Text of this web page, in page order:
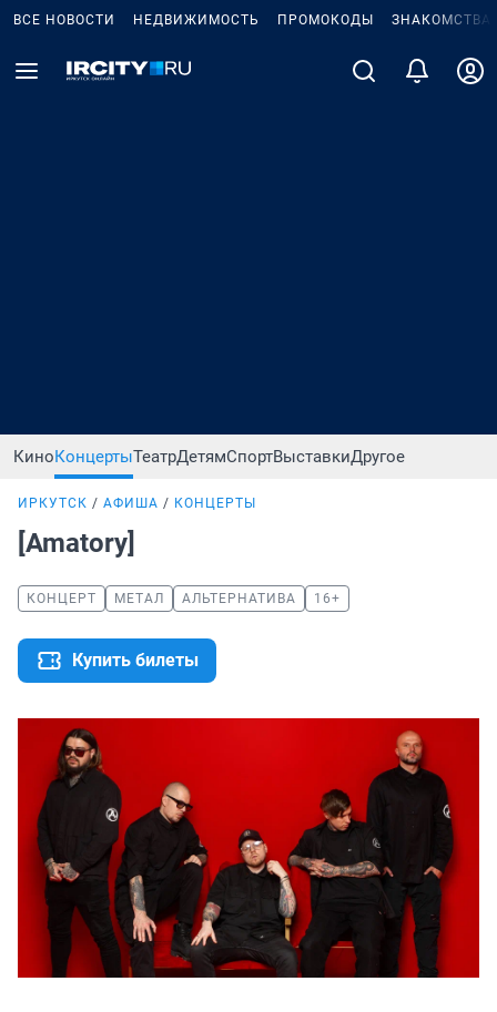
ВСЕ НОВОСТИ НЕДВИЖИМОСТЬ ПРОМОКОДЫ ЗНАКОМСТВА
КиноКонцертыТеатрДетямСпортВыставкиДругое
ИРКУТСК АФИША КОНЦЕРТЫ
[Amatory]
КОНЦЕРТ МЕТАЛ АЛЬТЕРНАТИВА 16+
Купить билеты